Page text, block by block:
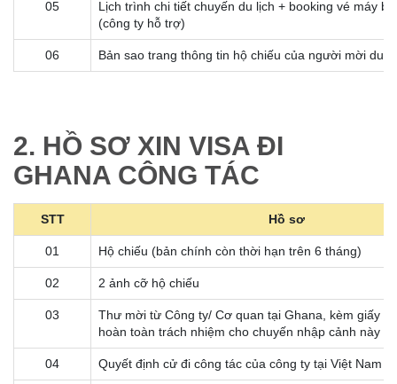
05
Lịch trình chi tiết chuyến du lịch + booking vé máy
(công ty hỗ trợ)
06 Bản sao trang thông tin hộ chiếu của người mời du
2. HỒ SƠ XIN VISA ĐI
GHANA CÔNG TÁC
STT Hồ sơ
01 Hộ chiếu (bản chính còn thời hạn trên 6 tháng)
02 2 ảnh cỡ hộ chiếu
03
Thư mời từ Công ty/ Cơ quan tại Ghana, kèm giấy
hoàn toàn trách nhiệm cho chuyến nhập cảnh này
04 Quyết định cử đi công tác của công ty tại Việt Nam